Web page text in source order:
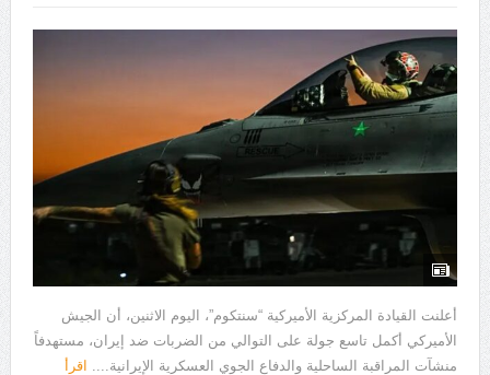
أعلنت القيادة المركزية الأميركية “سنتكوم”، اليوم الاثنين، أن الجيش
الأميركي أكمل تاسع جولة على التوالي من الضربات ضد إيران، مستهدفاً
منشآت المراقبة الساحلية والدفاع الجوي العسكرية الإيرانية....
اقرأ